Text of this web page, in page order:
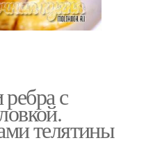
с
телятины